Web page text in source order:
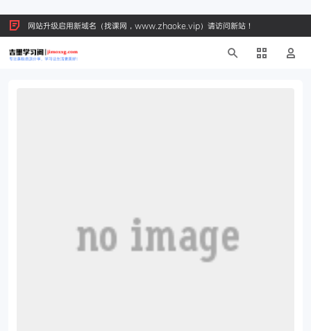
网站升级启用新域名（找课网，www.zhaoke.vip）请访问新站！